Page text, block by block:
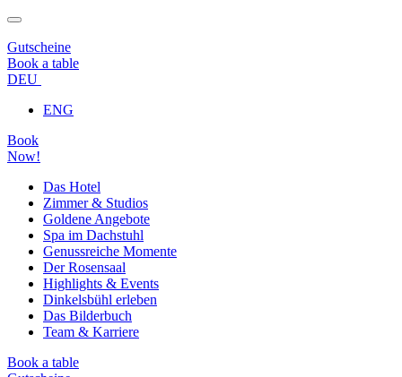
Gutscheine
Book a table
DEU
ENG
Book
Now!
Das Hotel
Zimmer & Studios
Goldene Angebote
Spa im Dachstuhl
Genussreiche Momente
Der Rosensaal
Highlights & Events
Dinkelsbühl erleben
Das Bilderbuch
Team & Karriere
Book a table